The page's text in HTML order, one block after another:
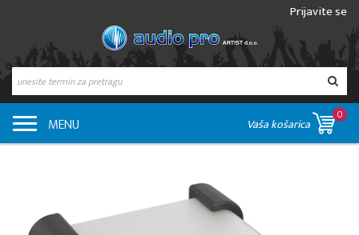
Prijavite se
MENU Vaša košarica
0